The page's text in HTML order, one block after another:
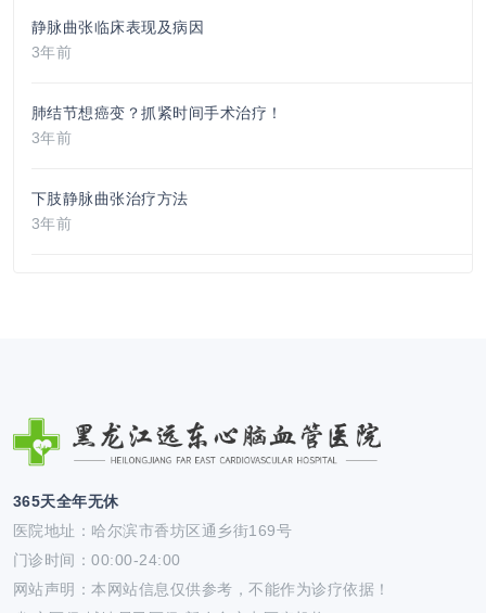
静脉曲张临床表现及病因
3年前
肺结节想癌变？抓紧时间手术治疗！
3年前
下肢静脉曲张治疗方法
3年前
365天全年无休
医院地址：哈尔滨市香坊区通乡街169号
门诊时间：00:00-24:00
网站声明：本网站信息仅供参考，不能作为诊疗依据！